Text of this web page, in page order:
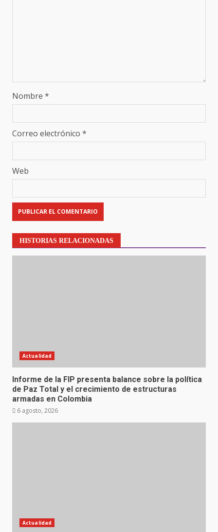
Nombre *
Correo electrónico *
Web
HISTORIAS RELACIONADAS
Actualidad
Informe de la FIP presenta balance sobre la política
de Paz Total y el crecimiento de estructuras
armadas en Colombia
6 agosto, 2026
Actualidad